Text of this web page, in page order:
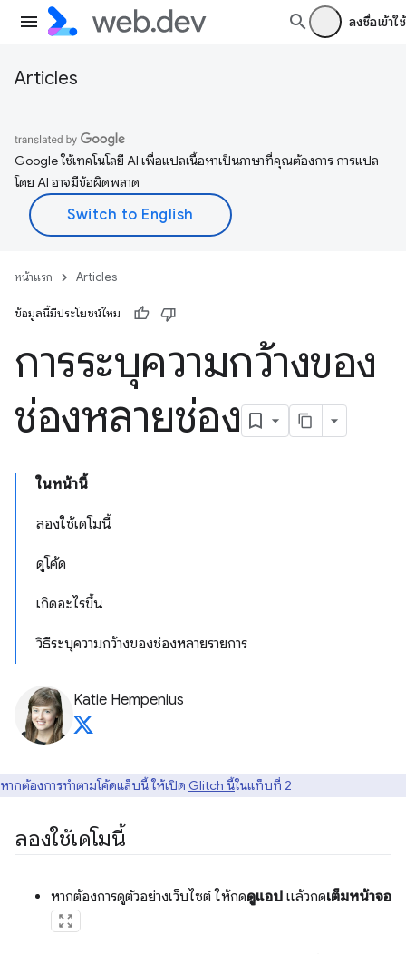
ลงชื่อเข้าใช้
Articles
Google ใช้เทคโนโลยี AI เพื่อแปลเนื้อหาเป็นภาษาที่คุณต้องการ การแปล
โดย AI อาจมีข้อผิดพลาด
หน้าแรก Articles
ข้อมูลนี้มีประโยชน์ไหม
การระบุความกว้างของ
ช่องหลายช่อง
ในหน้านี้
ลองใช้เดโมนี้
ดูโค้ด
เกิดอะไรขึ้น
วิธีระบุความกว้างของช่องหลายรายการ
Katie Hempenius
หากต้องการทำตามโค้ดแล็บนี้ ให้เปิด Glitch นี้ในแท็บที่ 2
ลองใช้เดโมนี้
หากต้องการดูตัวอย่างเว็บไซต์ ให้กดดูแอป แล้วกดเต็มหน้าจอ